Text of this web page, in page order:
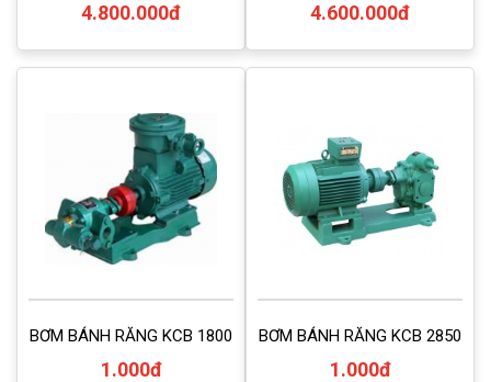
4.800.000đ 4.600.000đ
BƠM BÁNH RĂNG KCB 1800
1.000đ
BƠM BÁNH RĂNG KCB 2850
1.000đ